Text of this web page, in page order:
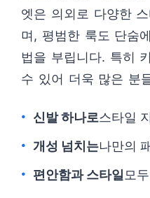
엣은 의외로 다양한
며, 평범한 룩도 단숨
법을 부립니다. 특히
수 있어 더욱 많은 분
신발 하나로스타일
개성 넘치는나만의
편안함과 스타일 모